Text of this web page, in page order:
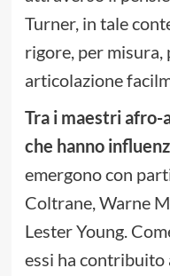
Turner, in tale
rigore, per misura,
articolazione
Tra i maestri
che hanno
emergono con
Coltrane, Warne
Lester Young.
essi ha contribuito